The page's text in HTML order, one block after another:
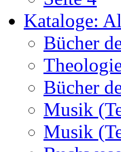
Kataloge:
Bücher
Bücher
Musik
Musik